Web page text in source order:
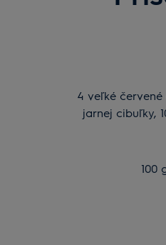
4 veľké
jarnej cibuľky,
100